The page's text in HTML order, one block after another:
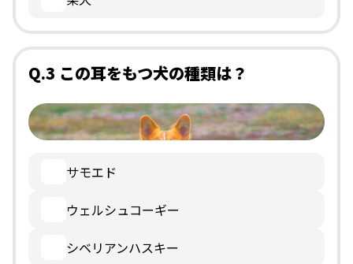
Q.3 この耳をもつ犬の種類は？
サモエド
ウェルシュコーギー
シベリアンハスキー